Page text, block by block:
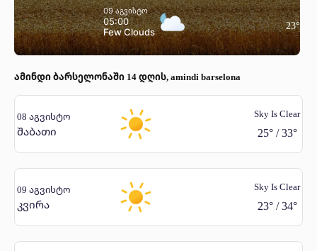
09 აგვისტო
05:00
Few Clouds
23°
ამინდი ბარსელონაში 14 დღის, amindi barselona
08 აგვისტო
შაბათი
Sky Is Clear
25°/33°
09 აგვისტო
კვირა
Sky Is Clear
23°/34°